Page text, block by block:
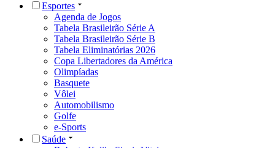
Esportes
Agenda de Jogos
Tabela Brasileirão Série A
Tabela Brasileirão Série B
Tabela Eliminatórias 2026
Copa Libertadores da América
Olimpíadas
Basquete
Vôlei
Automobilismo
Golfe
e-Sports
Saúde